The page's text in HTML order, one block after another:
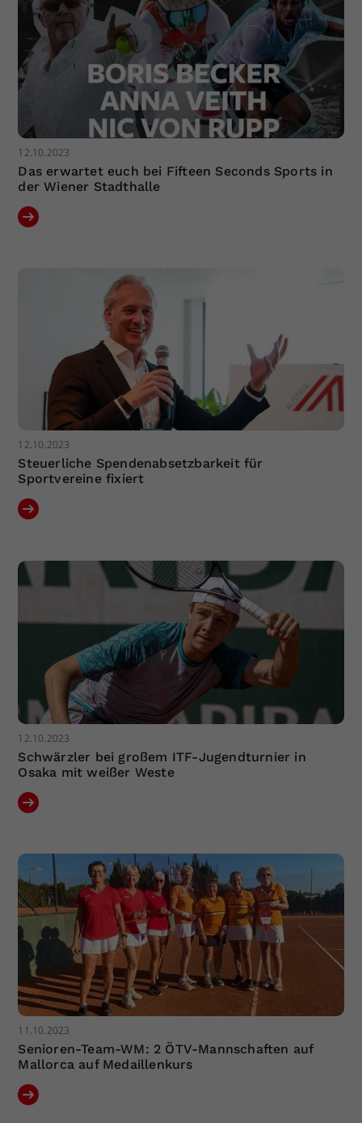
12.10.2023
Das erwartet euch bei Fifteen Seconds Sports in
der Wiener Stadthalle
12.10.2023
Steuerliche Spendenabsetzbarkeit für
Sportvereine fixiert
12.10.2023
Schwärzler bei großem ITF-Jugendturnier in
Osaka mit weißer Weste
11.10.2023
Senioren-Team-WM: 2 ÖTV-Mannschaften auf
Mallorca auf Medaillenkurs